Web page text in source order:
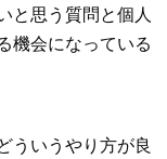
と思う質問と個人
機会になっている
ういうやり方が良